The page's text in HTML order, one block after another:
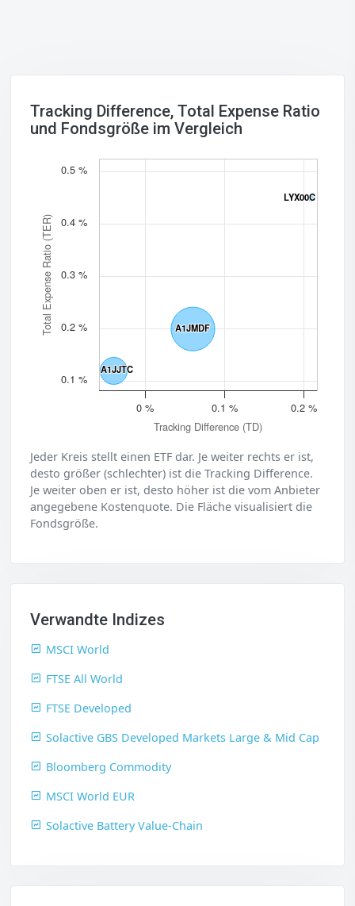
Tracking Difference, Total Expense Ratio
und Fondsgröße im Vergleich
Tracking Difference (TD)
Total Expense Ratio (TER)
A1JJTC
A1JJTC
A1JMDF
A1JMDF
LYX00C
LYX00C
0 % 0.1 % 0.2 %
0.1 %
0.2 %
0.3 %
0.4 %
0.5 %
Jeder Kreis stellt einen ETF dar. Je weiter rechts er ist,
desto größer (schlechter) ist die Tracking Difference.
Je weiter oben er ist, desto höher ist die vom Anbieter
angegebene Kostenquote. Die Fläche visualisiert die
Fondsgröße.
Verwandte Indizes
MSCI World
FTSE All World
FTSE Developed
Solactive GBS Developed Markets Large & Mid Cap
Bloomberg Commodity
MSCI World EUR
Solactive Battery Value-Chain